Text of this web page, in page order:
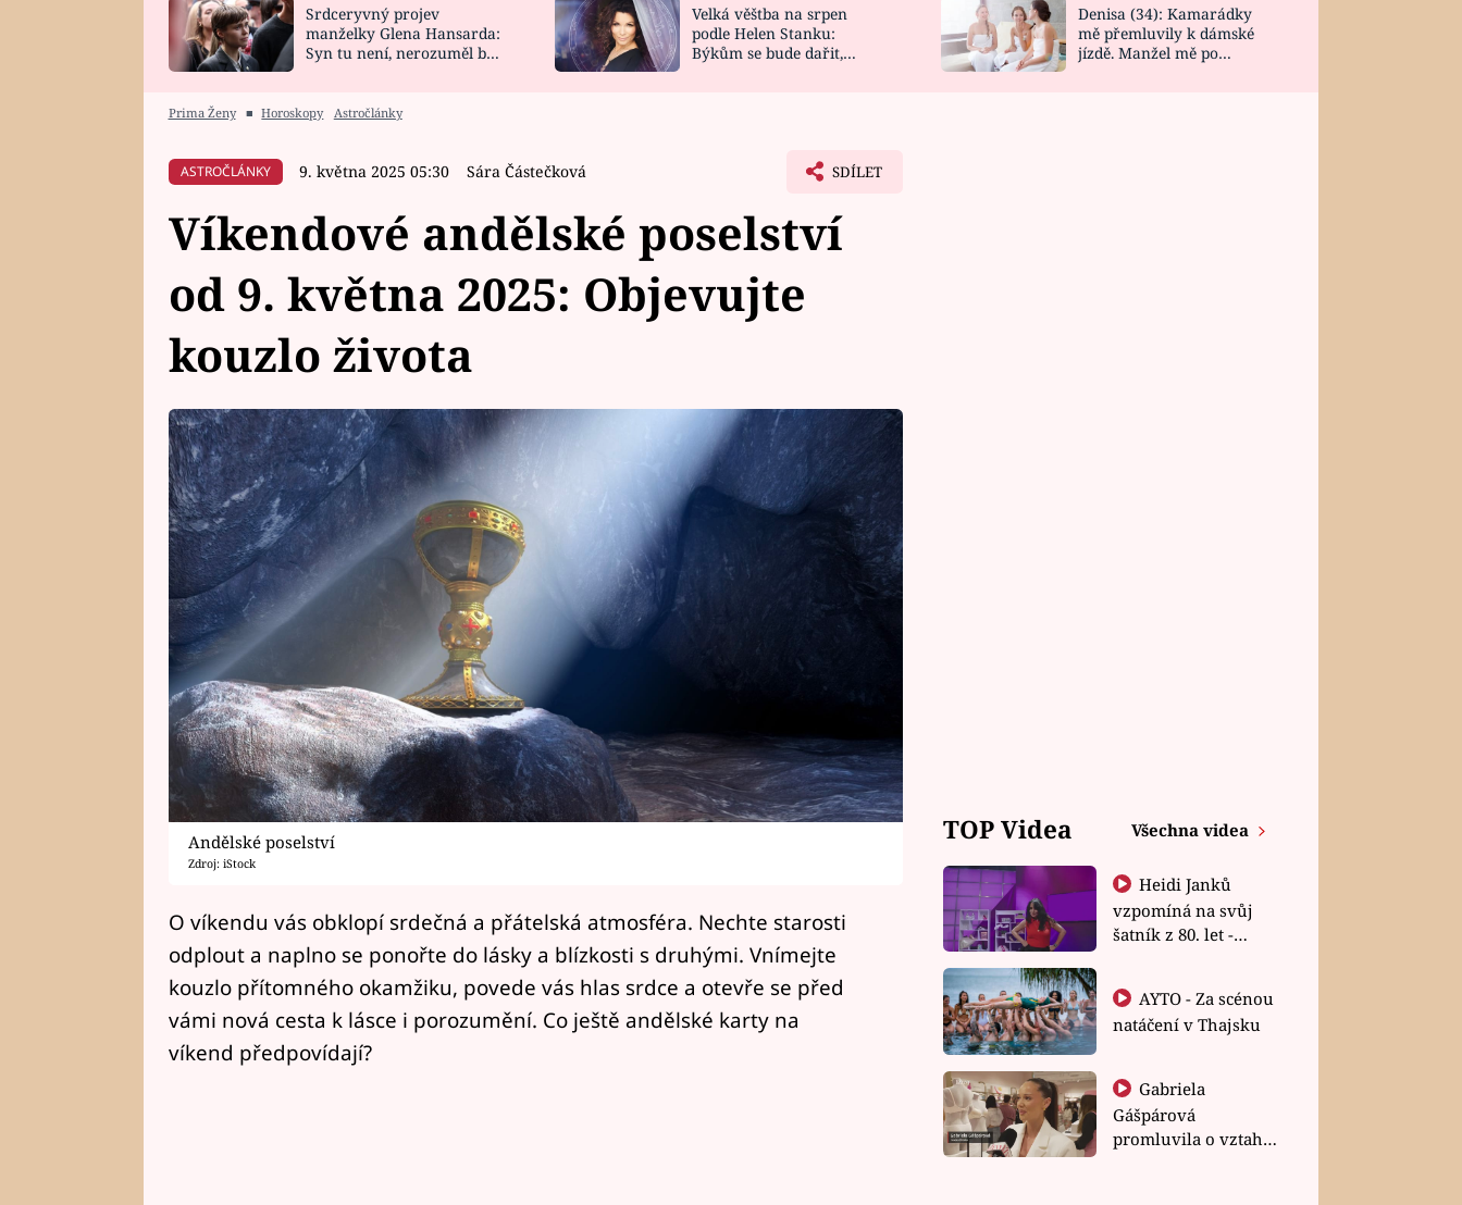
HOROSKOP NA
CELEBRITY
VAŘENÍ
NOVINKY
VIDEORECEPTY
DESIGN
Srdceryvný projev
manželky Glena Hansarda:
Syn tu není, nerozuměl by
Velká věštba na srpen
podle Helen Stanku:
Býkům se bude dařit,
Denisa (34): Kamarádky
mě přemluvily k dámské
jízdě. Manžel mě po
Prima Ženy ■ Horoskopy Astročlánky
ASTROČLÁNKY 9. května 2025 05:30 Sára Částečková SDÍLET
Víkendové andělské poselství
od 9. května 2025: Objevujte
kouzlo života
Andělské poselství
Zdroj: iStock
O víkendu vás obklopí srdečná a přátelská atmosféra. Nechte starosti
odplout a naplno se ponořte do lásky a blízkosti s druhými. Vnímejte
kouzlo přítomného okamžiku, povede vás hlas srdce a otevře se před
vámi nová cesta k lásce i porozumění. Co ještě andělské karty na
víkend předpovídají?
TOP Videa Všechna videa
Heidi Janků
vzpomíná na svůj
šatník z 80. let -
natáčení v Thajsku
Gabriela
Gášpárová
promluvila o vztahu